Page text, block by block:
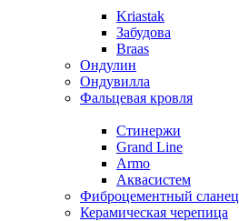
Kriastak
Забудова
Braas
Ондулин
Ондувилла
Фальцевая кровля
Стинержи
Grand Line
Armo
Аквасистем
Фиброцементный сланец
Керамическая черепица